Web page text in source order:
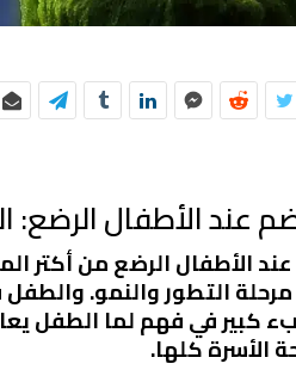
عند الأطفال الرضع:
الأطفال الرضع من أكتر
التطور والنمو. والطفل
كبير في فهم لما الطفل
الأسرة كلها.